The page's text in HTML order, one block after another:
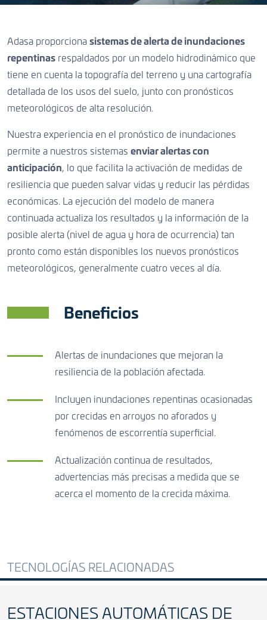
Adasa proporciona sistemas de alerta de inundaciones
repentinas respaldados por un modelo hidrodinámico que
tiene en cuenta la topografía del terreno y una cartografía
detallada de los usos del suelo, junto con pronósticos
meteorológicos de alta resolución.
Nuestra experiencia en el pronóstico de inundaciones
permite a nuestros sistemas enviar alertas con
anticipación, lo que facilita la activación de medidas de
resiliencia que pueden salvar vidas y reducir las pérdidas
económicas. La ejecución del modelo de manera
continuada actualiza los resultados y la información de la
posible alerta (nivel de agua y hora de ocurrencia) tan
pronto como están disponibles los nuevos pronósticos
meteorológicos, generalmente cuatro veces al día.
Beneficios
Alertas de inundaciones que mejoran la
resiliencia de la población afectada.
Incluyen inundaciones repentinas ocasionadas
por crecidas en arroyos no aforados y
fenómenos de escorrentía superficial.
Actualización continua de resultados,
advertencias más precisas a medida que se
acerca el momento de la crecida máxima.
TECNOLOGÍAS RELACIONADAS
ESTACIONES AUTOMÁTICAS DE